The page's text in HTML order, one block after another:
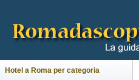
Hotel a Roma per categoria